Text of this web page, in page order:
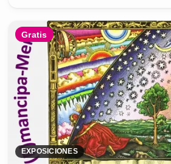
Gratis
EXPOSICIONES